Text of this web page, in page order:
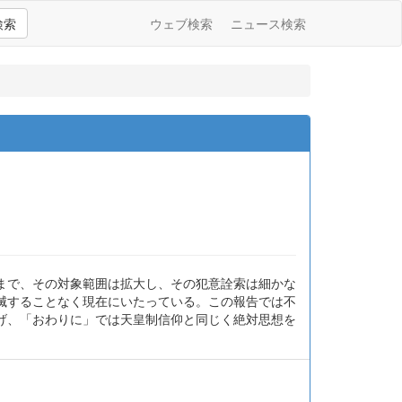
索 ウェブ検索 ニュース検索
、その対象範囲は拡大し、その犯意詮索は細かな
ることなく現在にいたっている。この報告では不
「おわりに」では天皇制信仰と同じく絶対思想を